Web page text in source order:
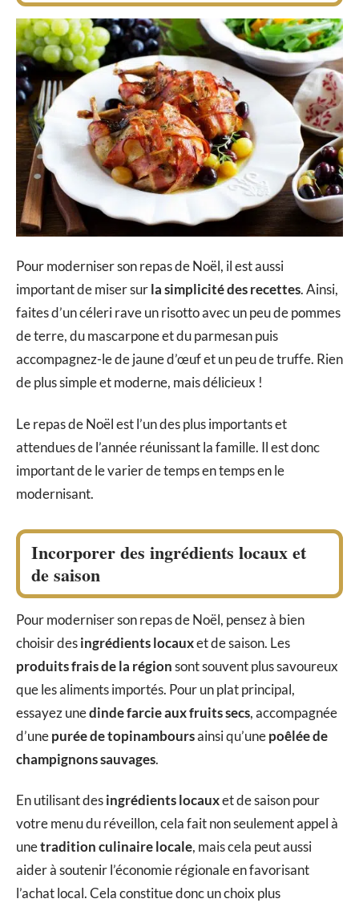
Pour moderniser son repas de Noël, il est aussi
important de miser surla simplicité des recettes. Ainsi,
faites d’un céleri rave un risotto avec un peu de pommes
de terre, du mascarpone et du parmesan puis
accompagnez-le de jaune d’œuf et un peu de truffe. Rien
de plus simple et moderne, mais délicieux !
Le repas de Noël est l’un des plus importants et
attendues de l’année réunissant la famille. Il est donc
important de le varier de temps en temps en le
modernisant.
Incorporer des ingrédients locaux et
de saison
Pour moderniser son repas de Noël, pensez à bien
choisir desingrédients locauxet de saison. Les
produits frais de la régionsont souvent plus savoureux
que les aliments importés. Pour un plat principal,
essayez unedinde farcie aux fruits secs, accompagnée
d’unepurée de topinamboursainsi qu’unepoêlée de
champignons sauvages.
En utilisant desingrédients locauxet de saison pour
votre menu du réveillon, cela fait non seulement appel à
unetradition culinaire locale, mais cela peut aussi
aider à soutenir l’économie régionale en favorisant
l’achat local. Cela constitue donc un choix plus